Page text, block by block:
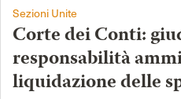
Sezioni Unite
Corte dei Conti:
responsabilità
liquidazione delle